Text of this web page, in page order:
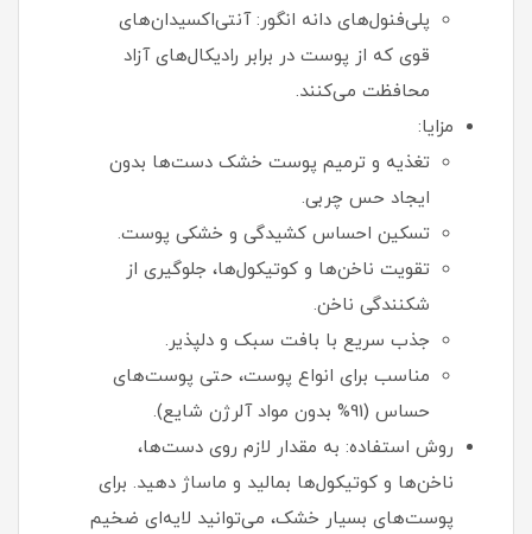
پلی‌فنول‌های دانه انگور: آنتی‌اکسیدان‌های
قوی که از پوست در برابر رادیکال‌های آزاد
محافظت می‌کنند.
مزایا:
تغذیه و ترمیم پوست خشک دست‌ها بدون
ایجاد حس چربی.
تسکین احساس کشیدگی و خشکی پوست.
تقویت ناخن‌ها و کوتیکول‌ها، جلوگیری از
شکنندگی ناخن.
جذب سریع با بافت سبک و دلپذیر.
مناسب برای انواع پوست، حتی پوست‌های
حساس (91% بدون مواد آلرژن شایع).
روش استفاده: به مقدار لازم روی دست‌ها،
ناخن‌ها و کوتیکول‌ها بمالید و ماساژ دهید. برای
پوست‌های بسیار خشک، می‌توانید لایه‌ای ضخیم